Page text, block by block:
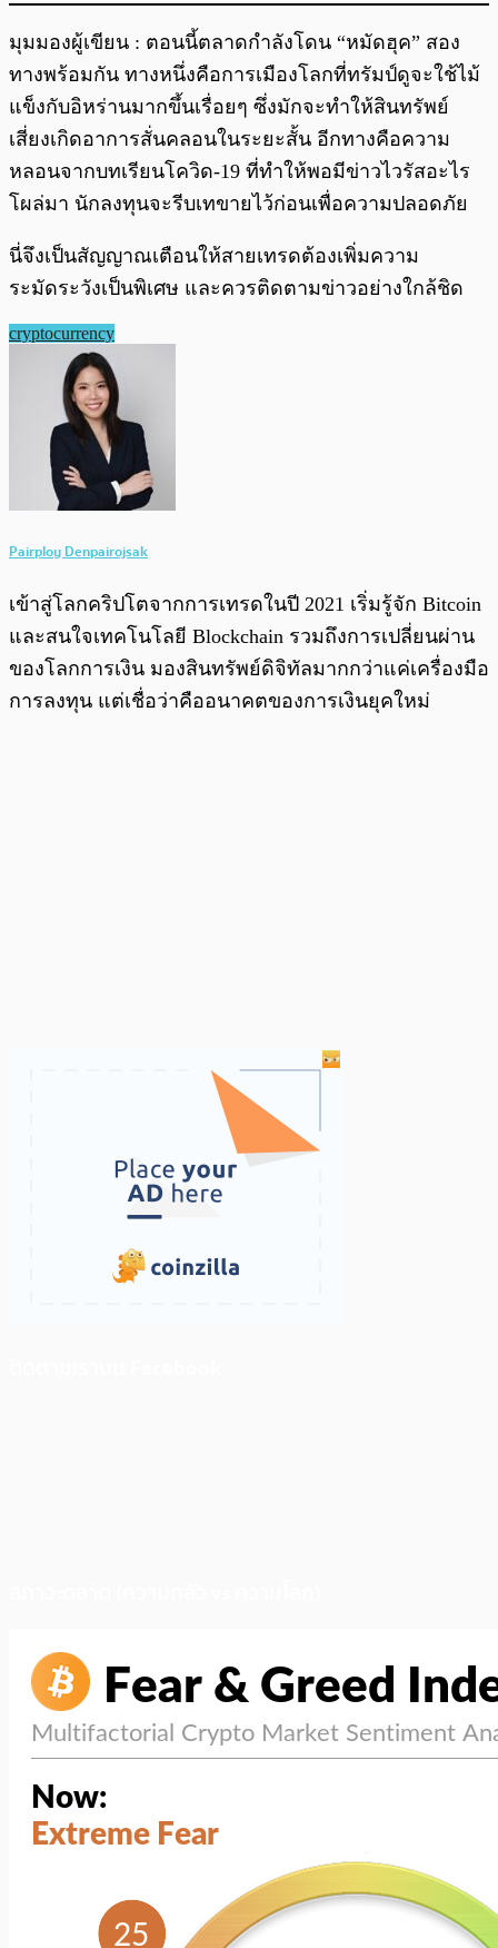
มุมมองผู้เขียน : ตอนนี้ตลาดกำลังโดน “หมัดฮุค” สอง
ทางพร้อมกัน ทางหนึ่งคือการเมืองโลกที่ทรัมป์ดูจะใช้ไม้
แข็งกับอิหร่านมากขึ้นเรื่อยๆ ซึ่งมักจะทำให้สินทรัพย์
เสี่ยงเกิดอาการสั่นคลอนในระยะสั้น อีกทางคือความ
หลอนจากบทเรียนโควิด-19 ที่ทำให้พอมีข่าวไวรัสอะไร
โผล่มา นักลงทุนจะรีบเทขายไว้ก่อนเพื่อความปลอดภัย
นี่จึงเป็นสัญญาณเตือนให้สายเทรดต้องเพิ่มความ
ระมัดระวังเป็นพิเศษ และควรติดตามข่าวอย่างใกล้ชิด
cryptocurrency
Pairploy Denpairojsak
เข้าสู่โลกคริปโตจากการเทรดในปี 2021 เริ่มรู้จัก Bitcoin
และสนใจเทคโนโลยี Blockchain รวมถึงการเปลี่ยนผ่าน
ของโลกการเงิน มองสินทรัพย์ดิจิทัลมากกว่าแค่เครื่องมือ
การลงทุน แต่เชื่อว่าคืออนาคตของการเงินยุคใหม่